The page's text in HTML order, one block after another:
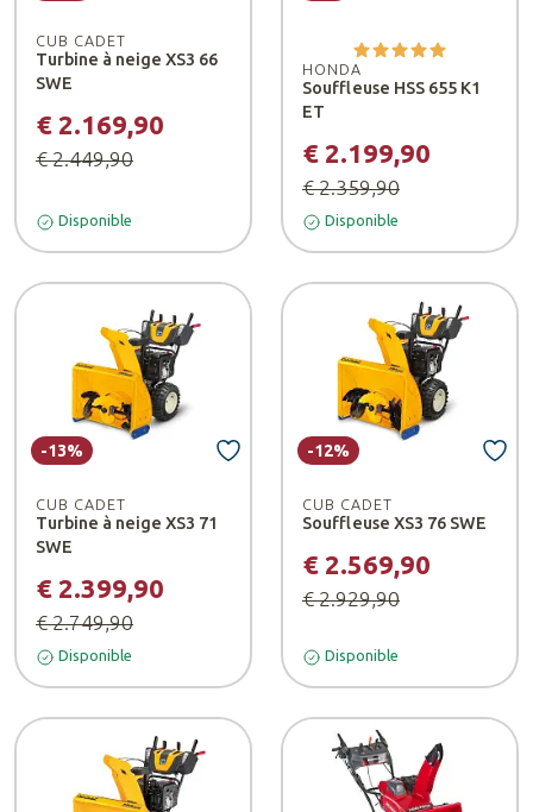
CUB CADET
Turbine à neige XS3 66
SWE
€ 2.169,90
€ 2.449,90
Disponible
HONDA
Souffleuse HSS 655 K1
ET
€ 2.199,90
€ 2.359,90
Disponible
CUB CADET
Turbine à neige XS3 71
SWE
€ 2.399,90
€ 2.749,90
-13%
Disponible
CUB CADET
Souffleuse XS3 76 SWE
€ 2.569,90
€ 2.929,90
-12%
Disponible